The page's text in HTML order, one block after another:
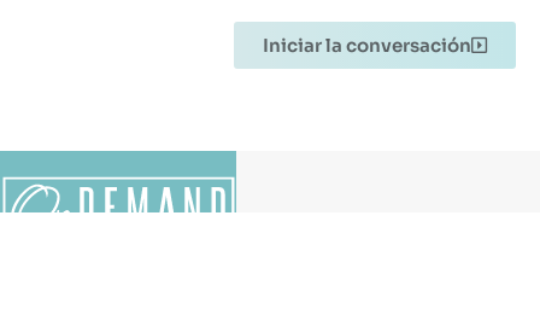
Iniciar la conversación